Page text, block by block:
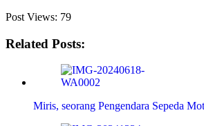
Post Views: 79
Related Posts:
Miris, seorang Pengendara Sepeda